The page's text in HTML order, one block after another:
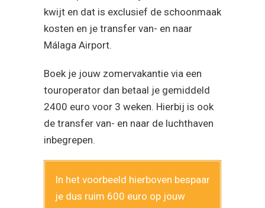
kwijt en dat is exclusief de schoonmaak
kosten en je transfer van- en naar
Málaga Airport.
Boek je jouw zomervakantie via een
touroperator dan betaal je gemiddeld
2400 euro voor 3 weken. Hierbij is ook
de transfer van- en naar de luchthaven
inbegrepen.
In het voorbeeld hierboven bespaar
je dus ruim 600 euro op jouw